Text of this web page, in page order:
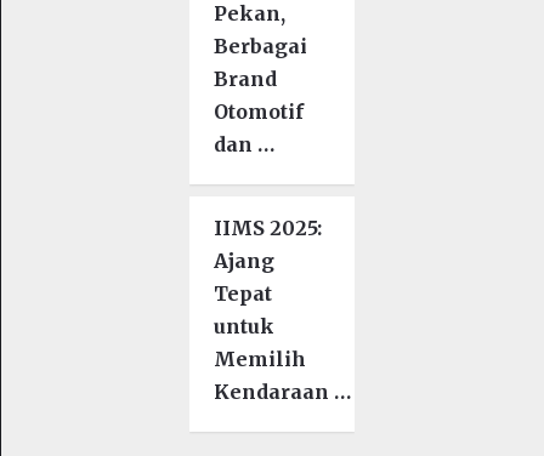
Pekan,
Berbagai
Brand
Otomotif
dan …
IIMS 2025:
Ajang
Tepat
untuk
Memilih
Kendaraan …